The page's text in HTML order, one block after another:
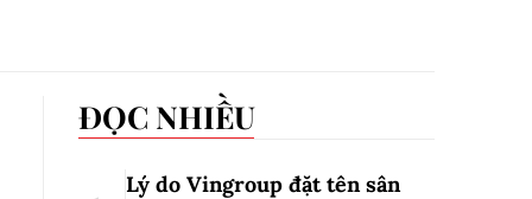
ĐỌC NHIỀU
Lý do Vingroup đặt tên sân